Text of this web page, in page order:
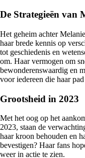
De Strategieën van
Het geheim achter
haar brede kennis op
tot geschiedenis en
om. Haar vermogen om
bewonderenswaardig en
voor iedereen die haar
Grootsheid in 2023
Met het oog op het
2023, staan de
haar kroon behouden en
bevestigen? Haar fans
weer in actie te zien.